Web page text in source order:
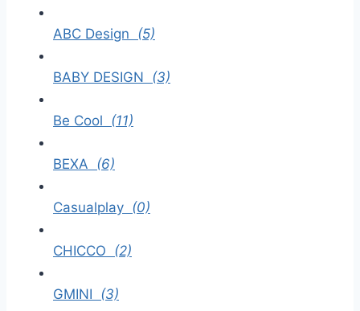
ABC Design (5)
BABY DESIGN (3)
Be Cool (11)
BEXA (6)
Casualplay (0)
CHICCO (2)
GMINI (3)